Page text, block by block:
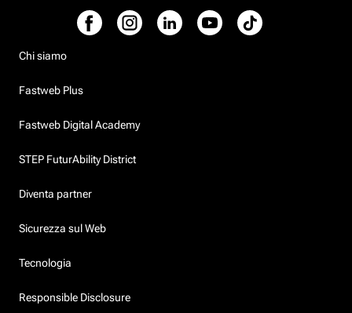
Chi siamo
Fastweb Plus
Fastweb Digital Academy
STEP FuturAbility District
Diventa partner
Sicurezza sul Web
Tecnologia
Responsible Disclosure